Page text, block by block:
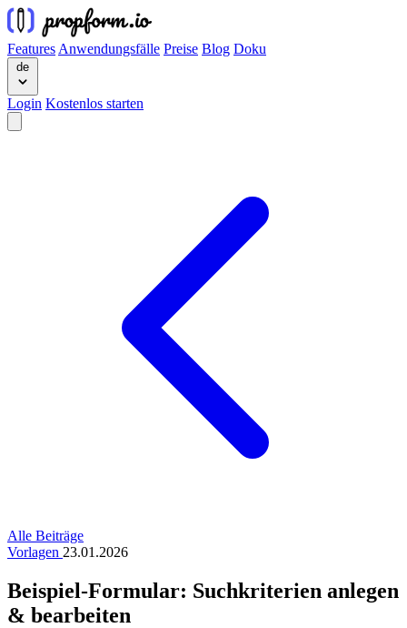
Features Anwendungsfälle Preise Blog Doku
de
Login Kostenlos starten
Alle Beiträge
Vorlagen 23.01.2026
Beispiel-Formular: Suchkriterien anlegen
& bearbeiten